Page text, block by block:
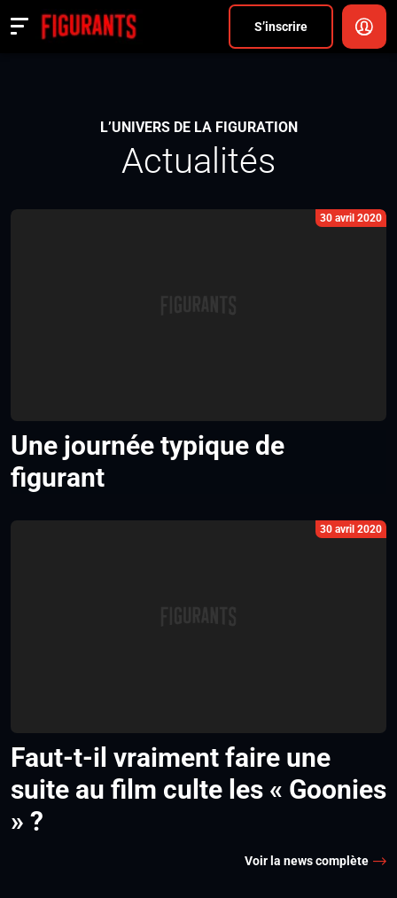
S’inscrire
Actualités
ANNONCER
FAQ
L’UNIVERS DE LA FIGURATION
Actualités
30 avril 2020
Une journée typique de
figurant
30 avril 2020
Faut-t-il vraiment faire une
suite au film culte les « Goonies
» ?
Voir la news complète